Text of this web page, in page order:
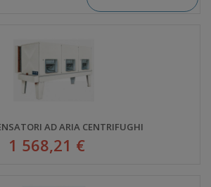
AD ARIA CENTRIFUGHI
1 568,21 €